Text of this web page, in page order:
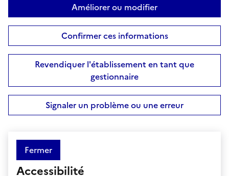
Améliorer ou modifier
Confirmer ces informations
Revendiquer l'établissement en tant que
gestionnaire
Signaler un problème ou une erreur
Fermer
Accessibilité